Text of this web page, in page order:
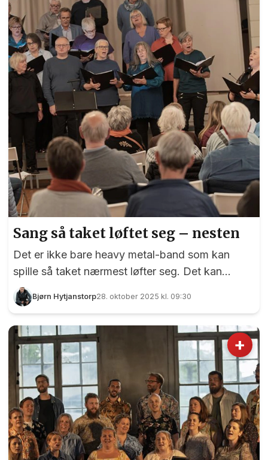
Sang så taket løftet seg – nesten
Det er ikke bare heavy metal-band som kan
spille så taket nærmest løfter seg. Det kan
nemlig helt vanlige amatørkor også, særlig når
korene blir «trent» av en skikkelig proff i faget.
Ullensakerkoret K:olon ønsket velkommen til
konsert på Festiviteten søndag kveld. Under
søndagens konsert sang Opus 89 og K:olon så
taket på Festiviteten nærmest løftet seg. Foto:
Bjørn Hytjanstorp
Bjørn Hytjanstorp28. oktober 2025 kl. 09:30
+